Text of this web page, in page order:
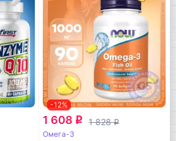
-12%
1 608 q 1 828q
Омега-3